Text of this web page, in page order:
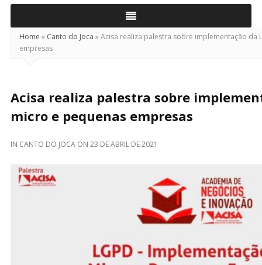
Home » Canto do Joca »Acisa realiza palestra sobre implementação da
empresas
Acisa realiza palestra sobre
micro e pequenas empresas
IN CANTO DO JOCA ON 23 DE ABRIL DE 2021